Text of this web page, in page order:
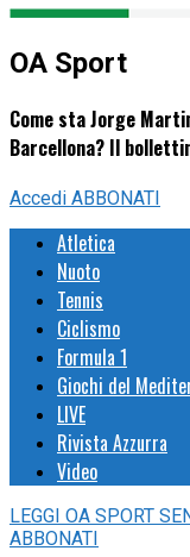
OA Sport
Come sta Jorge
Barcellona? Il
Accedi ABBONATI
Atletica
Nuoto
Tennis
Ciclismo
Formula 1
Giochi del
LIVE
Rivista Azzurra
Video
LEGGI OA SPORT
ABBONATI